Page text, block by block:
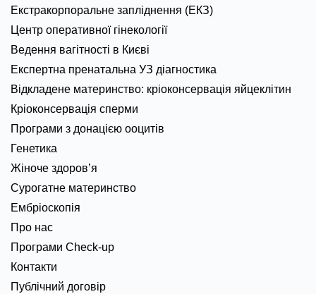
Екстракорпоральне запліднення (ЕКЗ)
Центр оперативної гінекології
Ведення вагітності в Києві
Експертна пренатальна УЗ діагностика
Відкладене материнство: кріоконсервація яйцеклітин
Кріоконсервація сперми
Програми з донацією ооцитів
Генетика
Жіноче здоров’я
Сурогатне материнство
Ембріоскопія
Про нас
Програми Check-up
Контакти
Публічний договір